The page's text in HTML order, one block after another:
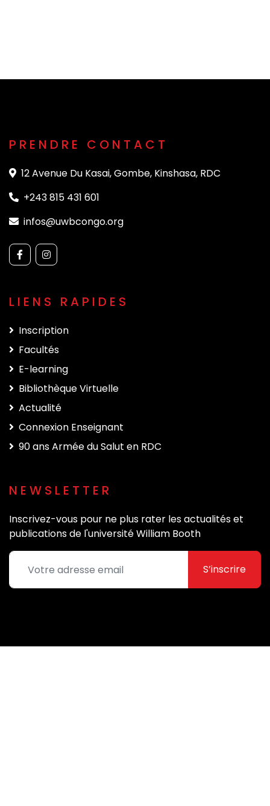
PRENDRE CONTACT
12 Avenue Du Kasai, Gombe, Kinshasa, RDC
+243 815 431 601
infos@uwbcongo.org
LIENS RAPIDES
Inscription
Facultés
E-learning
Bibliothèque Virtuelle
Actualité
Connexion Enseignant
90 ans Armée du Salut en RDC
NEWSLETTER
Inscrivez-vous pour ne plus rater les actualités et
publications de l'université William Booth
S’inscrire